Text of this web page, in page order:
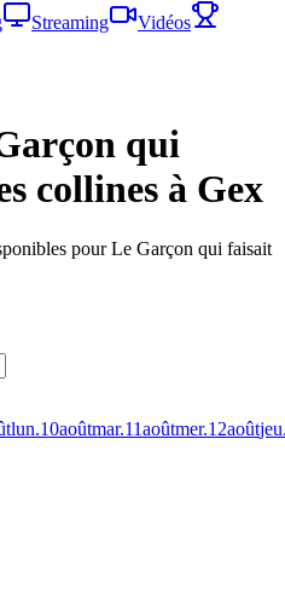
Streaming
Vidéos
qui
collines à Gex
pour Le Garçon qui faisait
lun.10aoûtmar.11aoûtmer.12août